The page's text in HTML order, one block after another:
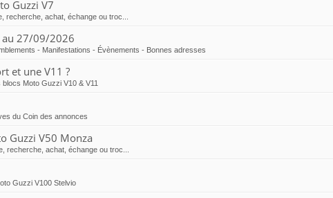
Guzzi V7
recherche, achat, échange ou troc...
au 27/09/2026
- Manifestations - Évènements - Bonnes adresses
et une V11 ?
Moto Guzzi V10 & V11
du Coin des annonces
Guzzi V50 Monza
recherche, achat, échange ou troc...
Guzzi V100 Stelvio